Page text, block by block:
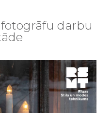
darbu